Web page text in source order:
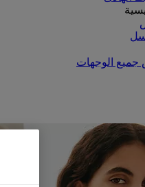
الوجهات